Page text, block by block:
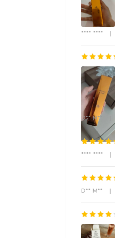
**** ****
D** M**
**** ****
D** M**